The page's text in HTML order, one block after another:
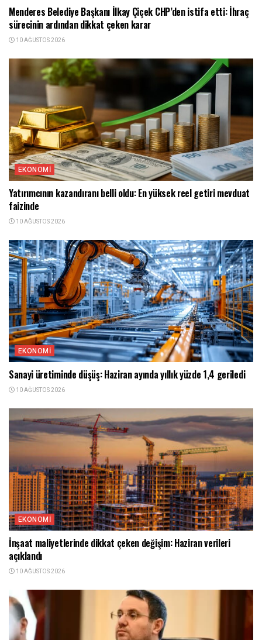
Menderes Belediye Başkanı İlkay Çiçek CHP’den istifa etti: İhraç
sürecinin ardından dikkat çeken karar
10 AĞUSTOS 2026
EKONOMI
Yatırımcının kazandıranı belli oldu: En yüksek reel getiri mevduat
faizinde
10 AĞUSTOS 2026
EKONOMI
Sanayi üretiminde düşüş: Haziran ayında yıllık yüzde 1,4 geriledi
10 AĞUSTOS 2026
EKONOMI
İnşaat maliyetlerinde dikkat çeken değişim: Haziran verileri
açıklandı
10 AĞUSTOS 2026